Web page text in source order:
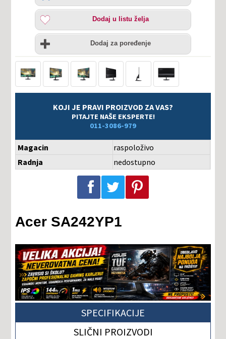
korpu
Dodaj
listu
želja
Dodaj u listu želja
Uporedi
Dodaj za poređenje
KOJI JE PRAVI PROIZVOD ZA VAS?
PITAJTE NAŠE EKSPERTE!
011-3086-979
Magacin
raspoloživo
Radnja
nedostupno
Podeli na Facebook-u Podeli na Twitter-u Podeli na Pinterest-u
Acer SA242YP1
SPECIFIKACIJE
SLIČNI PROIZVODI